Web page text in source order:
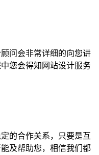
问会非常详细的向您讲
您会得知网站设计服务
的合作关系，只要是互
及帮助您，相信我们都